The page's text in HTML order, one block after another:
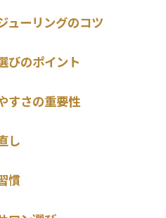
ューリングのコツ
びのポイント
すさの重要性
し
慣